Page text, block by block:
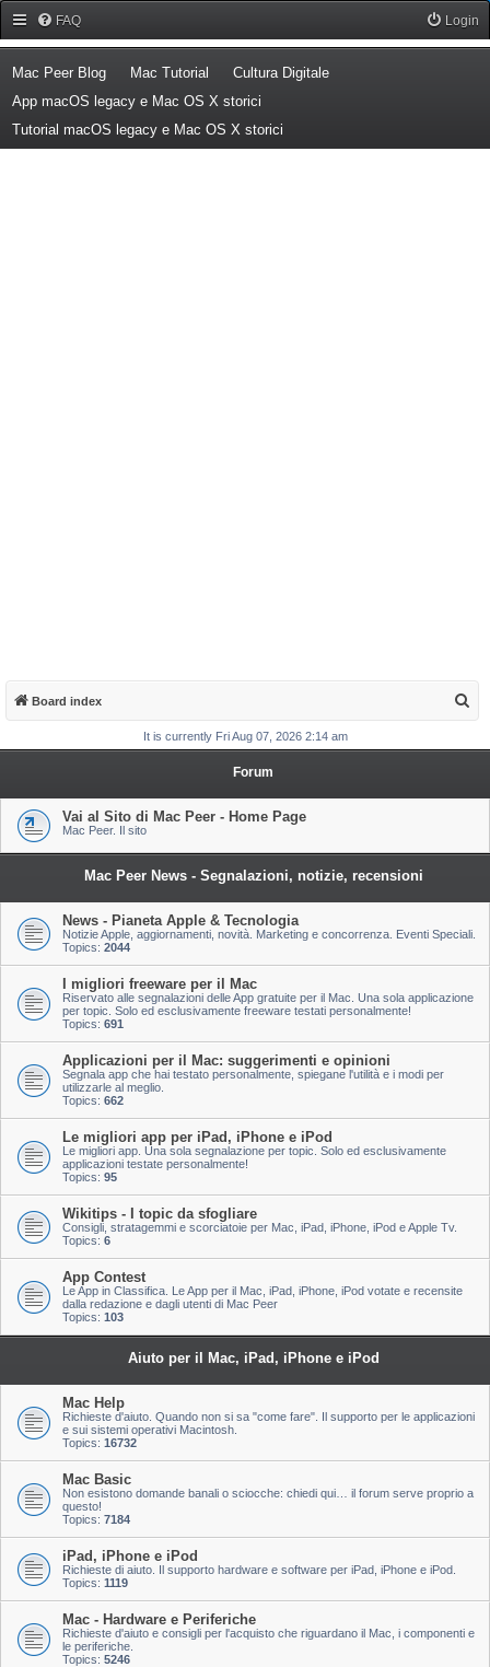
FAQ Login
Mac Peer Blog(Opens a new tab)
Mac Tutorial (Opens a new tab)
Cultura Digitale(Opens a new tab)
App macOS legacy e Mac OS X storici
Tutorial macOS legacy e Mac OS X storici
Board index
a
It is currently Fri Aug 07, 2026 2:14 am
Forum
Vai al Sito di Mac Peer - Home Page
Mac Peer. Il sito
Mac Peer News - Segnalazioni, notizie, recensioni
News - Pianeta Apple & Tecnologia
Notizie Apple, aggiornamenti, novità. Marketing e concorrenza. Eventi Speciali.
Topics: 2044
I migliori freeware per il Mac
Riservato alle segnalazioni delle App gratuite per il Mac. Una sola applicazione
per topic. Solo ed esclusivamente freeware testati personalmente!
Topics: 691
Applicazioni per il Mac: suggerimenti e opinioni
Segnala app che hai testato personalmente, spiegane l'utilità e i modi per
utilizzarle al meglio.
Topics: 662
Le migliori app per iPad, iPhone e iPod
Le migliori app. Una sola segnalazione per topic. Solo ed esclusivamente
applicazioni testate personalmente!
Topics: 95
Wikitips - I topic da sfogliare
Consigli, stratagemmi e scorciatoie per Mac, iPad, iPhone, iPod e Apple Tv.
Topics: 6
App Contest
Le App in Classifica. Le App per il Mac, iPad, iPhone, iPod votate e recensite
dalla redazione e dagli utenti di Mac Peer
Topics: 103
Aiuto per il Mac, iPad, iPhone e iPod
Mac Help
Richieste d'aiuto. Quando non si sa "come fare". Il supporto per le applicazioni
e sui sistemi operativi Macintosh.
Topics: 16732
Mac Basic
Non esistono domande banali o sciocche: chiedi qui… il forum serve proprio a
questo!
Topics: 7184
iPad, iPhone e iPod
Richieste di aiuto. Il supporto hardware e software per iPad, iPhone e iPod.
Topics: 1119
Mac - Hardware e Periferiche
Richieste d'aiuto e consigli per l'acquisto che riguardano il Mac, i componenti e
le periferiche.
Topics: 5246